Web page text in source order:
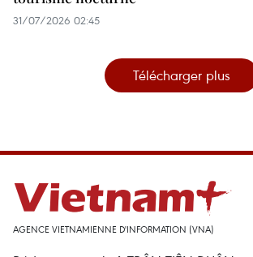
31/07/2026 02:45
Télécharger plus
AGENCE VIETNAMIENNE D'INFORMATION (VNA)